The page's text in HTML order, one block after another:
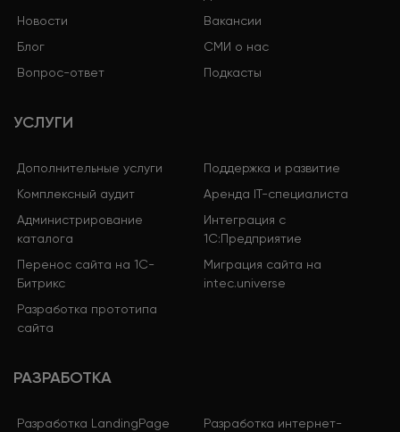
Новости
Вакансии
Блог
СМИ о нас
Вопрос-ответ
Подкасты
УСЛУГИ
Дополнительные услуги
Поддержка и развитие
Комплексный аудит
Аренда IT-специалиста
Администрирование
каталога
Интеграция с
1С:Предприятие
Перенос сайта на 1С-
Битрикс
Миграция сайта на
intec.universe
Разработка прототипа
сайта
РАЗРАБОТКА
Разработка LandingPage
Разработка интернет-